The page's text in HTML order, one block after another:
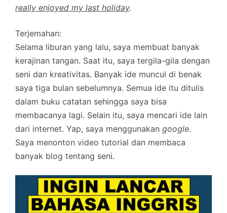
really enjoyed my last holiday.
Terjemahan:
Selama liburan yang lalu, saya membuat banyak
kerajinan tangan. Saat itu, saya tergila-gila dengan
seni dan kreativitas. Banyak ide muncul di benak
saya tiga bulan sebelumnya. Semua ide itu ditulis
dalam buku catatan sehingga saya bisa
membacanya lagi. Selain itu, saya mencari ide lain
dari internet. Yap, saya menggunakan google.
Saya menonton video tutorial dan membaca
banyak blog tentang seni.